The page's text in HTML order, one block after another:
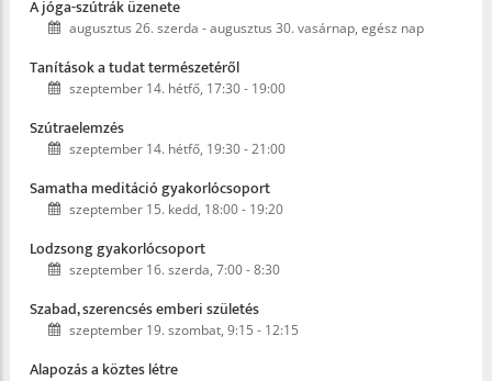
A jóga-szútrák üzenete
augusztus 26. szerda -augusztus 30. vasárnap, egész nap
Tanítások a tudat természetéről
szeptember 14. hétfő, 17:30- 19:00
Szútraelemzés
szeptember 14. hétfő, 19:30-21:00
Samatha meditáció gyakorlócsoport
szeptember 15. kedd, 18:00- 19:20
Lodzsong gyakorlócsoport
szeptember 16. szerda, 7:00-8:30
Szabad, szerencsés emberi születés
szeptember 19. szombat, 9:15 - 12:15
Alapozás a köztes létre